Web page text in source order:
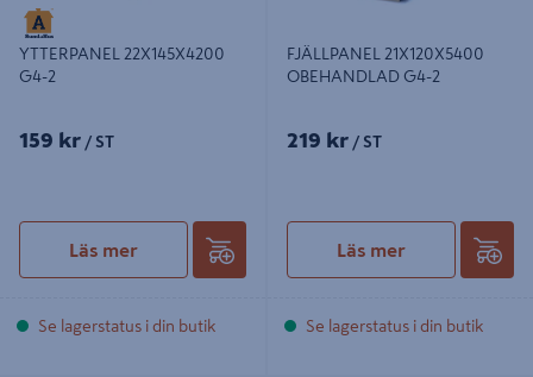
YTTERPANEL 22X145X4200
G4-2
159 kr / ST
Läs mer
Se lagerstatus i din butik
FJÄLLPANEL 21X120X5400
OBEHANDLAD G4-2
219 kr / ST
Läs mer
Se lagerstatus i din butik